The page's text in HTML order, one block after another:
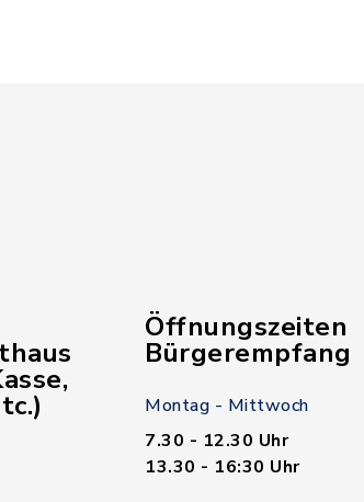
Öffnungszeiten
Bürgerempfang
Montag - Mittwoch
7.30 - 12.30 Uhr
13.30 - 16:30 Uhr